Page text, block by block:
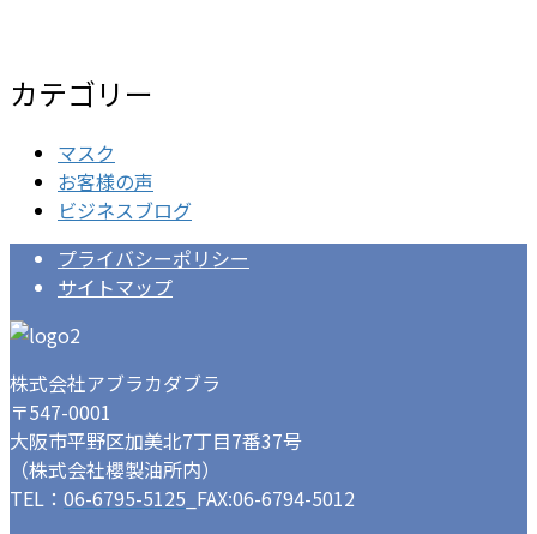
カテゴリー
マスク
お客様の声
ビジネスブログ
プライバシーポリシー
サイトマップ
株式会社アブラカダブラ
〒547-0001
大阪市平野区加美北7丁目7番37号
（株式会社櫻製油所内）
TEL： 06-6795-5125 _FAX:06-6794-5012